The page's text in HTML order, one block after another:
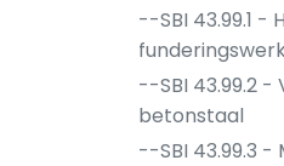
--SBI 43.99.1 -
--SBI 43.99.2
betonstaal
--SBI 43.99.3 -